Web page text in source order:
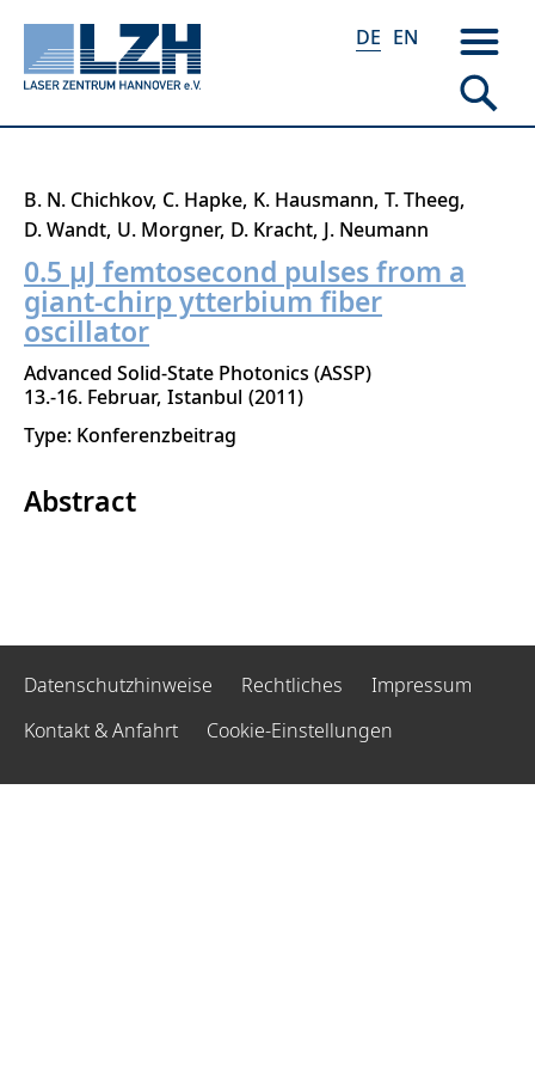
Direkt
zum
Inhalt
DE EN
B. N. Chichkov C. Hapke K. Hausmann T. Theeg
D. Wandt U. Morgner D. Kracht J. Neumann
0.5 µJ femtosecond pulses from a
giant-chirp ytterbium fiber
oscillator
Advanced Solid-State Photonics (ASSP)
13.-16. Februar Istanbul 2011
Type: Konferenzbeitrag
Abstract
Datenschutzhinweise Rechtliches
Impressum
Kontakt & Anfahrt
Cookie-Einstellungen